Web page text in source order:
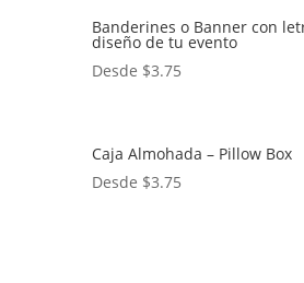
Banderines o Banner con
diseño de tu evento
Desde $3.75
Caja Almohada – Pillow Box
Desde $3.75